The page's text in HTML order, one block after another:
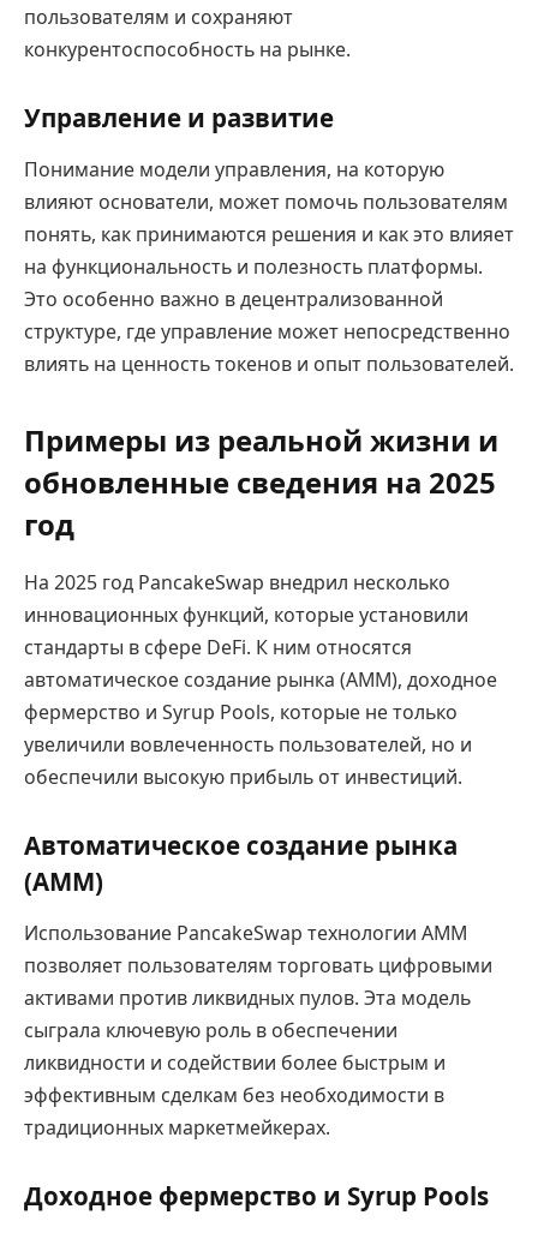
пользователям и сохраняют
конкурентоспособность на рынке.
Управление и развитие
Понимание модели управления, на которую
влияют основатели, может помочь пользователям
понять, как принимаются решения и как это влияет
на функциональность и полезность платформы.
Это особенно важно в децентрализованной
структуре, где управление может непосредственно
влиять на ценность токенов и опыт пользователей.
Примеры из реальной жизни и
обновленные сведения на 2025
год
На 2025 год PancakeSwap внедрил несколько
инновационных функций, которые установили
стандарты в сфере DeFi. К ним относятся
автоматическое создание рынка (AMM), доходное
фермерство и Syrup Pools, которые не только
увеличили вовлеченность пользователей, но и
обеспечили высокую прибыль от инвестиций.
Автоматическое создание рынка
(AMM)
Использование PancakeSwap технологии AMM
позволяет пользователям торговать цифровыми
активами против ликвидных пулов. Эта модель
сыграла ключевую роль в обеспечении
ликвидности и содействии более быстрым и
эффективным сделкам без необходимости в
традиционных маркетмейкерах.
Доходное фермерство и Syrup Pools